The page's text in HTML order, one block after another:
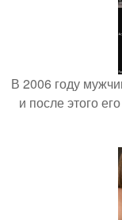
В 2006 году
и после этого